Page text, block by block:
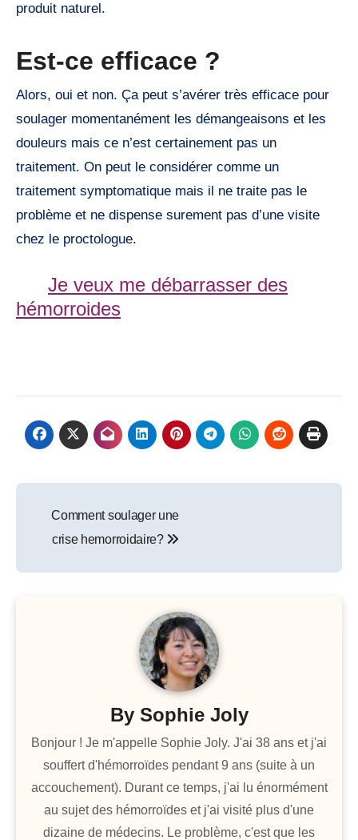
produit naturel.
Est-ce efficace ?
Alors, oui et non. Ça peut s’avérer très efficace pour
soulager momentanément les démangeaisons et les
douleurs mais ce n’est certainement pas un
traitement. On peut le considérer comme un
traitement symptomatique mais il ne traite pas le
problème et ne dispense surement pas d’une visite
chez le proctologue.
Je veux me débarrasser des
hémorroides
l’article
Comment soulager une
crise hemorroidaire?
By Sophie Joly
Bonjour ! Je m'appelle Sophie Joly. J'ai 38 ans et j'ai
souffert d'hémorroïdes pendant 9 ans (suite à un
accouchement). Durant ce temps, j'ai lu énormément
au sujet des hémorroïdes et j'ai visité plus d'une
dizaine de médecins. Le problème, c'est que les